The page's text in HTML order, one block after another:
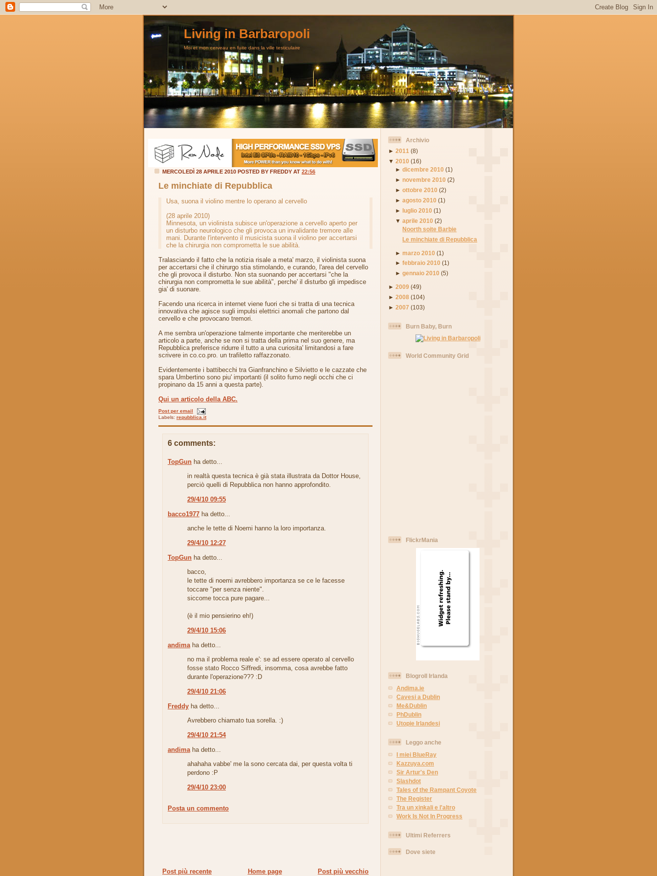
Living in Barbaropoli
Moi et mon cerveau en fuite dans la ville testiculaire
MERCOLEDÌ 28 APRILE 2010 POSTED BY FREDDY AT 22:56
Le minchiate di Repubblica
Usa, suona il violino mentre lo operano al cervello
(28 aprile 2010)
Minnesota, un violinista subisce un'operazione a cervello aperto per
un disturbo neurologico che gli provoca un invalidante tremore alle
mani. Durante l'intervento il musicista suona il violino per accertarsi
che la chirurgia non comprometta le sue abilità.
Tralasciando il fatto che la notizia risale a meta' marzo, il violinista suona
per accertarsi che il chirurgo stia stimolando, e curando, l'area del cervello
che gli provoca il disturbo. Non sta suonando per accertarsi "che la
chirurgia non comprometta le sue abilità", perche' il disturbo gli impedisce
gia' di suonare.
Facendo una ricerca in internet viene fuori che si tratta di una tecnica
innovativa che agisce sugli impulsi elettrici anomali che partono dal
cervello e che provocano tremori.
A me sembra un'operazione talmente importante che meriterebbe un
articolo a parte, anche se non si tratta della prima nel suo genere, ma
Repubblica preferisce ridurre il tutto a una curiosita' limitandosi a fare
scrivere in co.co.pro. un trafiletto raffazzonato.
Evidentemente i battibecchi tra Gianfranchino e Silvietto e le cazzate che
spara Umbertino sono piu' importanti (il solito fumo negli occhi che ci
propinano da 15 anni a questa parte).
Qui un articolo della ABC.
Post per email
Labels: repubblica.it
6 comments:
TopGun ha detto...
in realtà questa tecnica è già stata illustrata da Dottor House,
perciò quelli di Repubblica non hanno approfondito.
29/4/10 09:55
bacco1977 ha detto...
anche le tette di Noemi hanno la loro importanza.
29/4/10 12:27
TopGun ha detto...
bacco,
le tette di noemi avrebbero importanza se ce le facesse
toccare "per senza niente".
siccome tocca pure pagare...
(è il mio pensierino eh!)
29/4/10 15:06
andima ha detto...
no ma il problema reale e': se ad essere operato al cervello
fosse stato Rocco Siffredi, insomma, cosa avrebbe fatto
durante l'operazione??? :D
29/4/10 21:06
Freddy ha detto...
Avrebbero chiamato tua sorella. :)
29/4/10 21:54
andima ha detto...
ahahaha vabbe' me la sono cercata dai, per questa volta ti
perdono :P
29/4/10 23:00
Posta un commento
Post più recente Post più vecchio
Home page
Archivio
► 2011 (8)
▼ 2010 (16)
►dicembre 2010 (1)
►novembre 2010 (2)
►ottobre 2010 (2)
►agosto 2010 (1)
► luglio 2010 (1)
▼aprile 2010 (2)
Noorth soite Barbie
Le minchiate di Repubblica
►marzo 2010 (1)
►febbraio 2010 (1)
►gennaio 2010 (5)
► 2009 (49)
► 2008 (104)
► 2007 (103)
Burn Baby, Burn
World Community Grid
FlickrMania
Blogroll Irlanda
Andima.ie
Cavesi a Dublin
Me&Dublin
PhDublin
Utopie Irlandesi
Leggo anche
I miei BlueRay
Kazzuya.com
Sir Artur's Den
Slashdot
Tales of the Rampant Coyote
The Register
Tra un xinkali e l'altro
Work Is Not In Progress
Ultimi Referrers
Dove siete